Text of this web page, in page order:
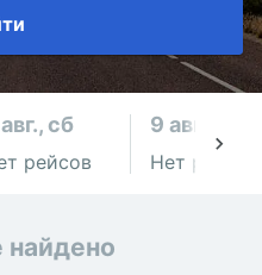
сб
рейсов
9 авг., вс
Нет рейсов
найдено